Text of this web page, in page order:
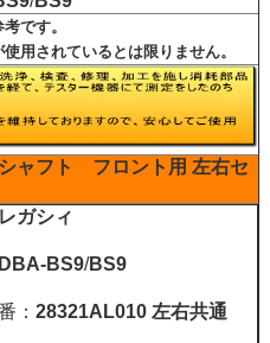
です。
用されているとは限りません。
ャフト
フロント用 左右セ
レガシィ
DBA-BS9/BS9
： 28321AL010 左右共通